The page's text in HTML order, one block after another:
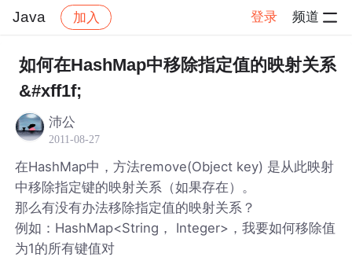
Java 加入 登录 频道
社区 Java 帖子详情
如何在HashMap中移除指定值的映射关系
&#xff1f;
沛公
2011-08-27
在HashMap中，方法remove(Object key) 是从此映射
中移除指定键的映射关系（如果存在）。
那么有没有办法移除指定值的映射关系？
例如：HashMap<String， Integer>，我要如何移除值
为1的所有键值对